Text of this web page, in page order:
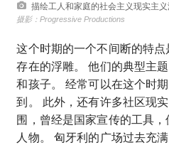
描绘工人和家庭的社会主义现实主
摄影：Progressive Productions
这个时期的一个不间断的特
存在的浮雕。 他们的典型主
和孩子。 经常可以在这个时
到。 此外，还有许多社区现
围，曾经是国家宣传的工具
人物。 匈牙利的广场过去充